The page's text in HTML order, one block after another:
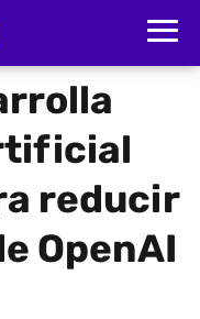
reducir
OpenAI